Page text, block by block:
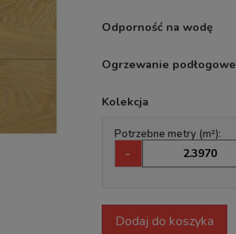
Odporność na wodę
Ogrzewanie podłogowe
Kolekcja
Potrzebne metry (m²):
-
Dodaj do koszyka